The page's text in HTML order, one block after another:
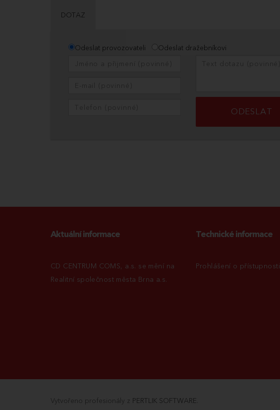
DOTAZ
Odeslat provozovateli Odeslat dražebníkovi
ODESLAT
Aktuální informace Technické informace
CD CENTRUM COMS, a.s. se mění na
Realitní společnost města Brna a.s.
Prohlášení o přístupnosti
Vytvořeno profesionály z PERTLIK SOFTWARE